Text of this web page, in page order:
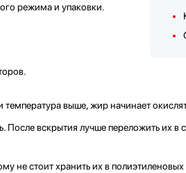
режима и упаковки.
выше, жир начинает
вскрытия лучше переложить их в
не стоит хранить их в